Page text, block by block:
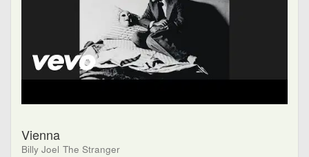
Vienna
Billy Joel The Stranger